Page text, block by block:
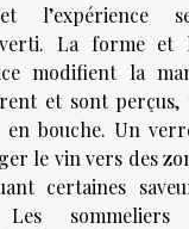
l’expérience
La forme et
modifient la
et sont perçus,
bouche. Un
le vin vers des
certaines
Les sommeliers